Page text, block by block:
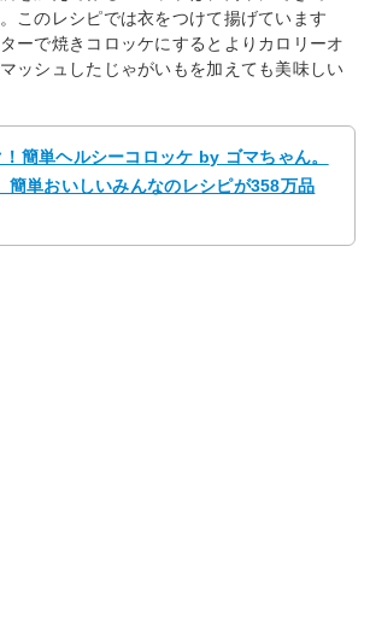
このレシピでは衣をつけて揚げています
ーで焼きコロッケにするとよりカロリーオ
ッシュしたじゃがいもを加えても美味しい
簡単ヘルシーコロッケ by ゴマちゃん。
簡単おいしいみんなのレシピが358万品